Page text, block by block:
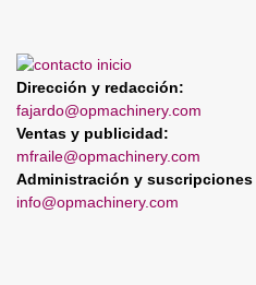
Dirección y redacción:
fajardo@opmachinery.com
Ventas y publicidad:
mfraile@opmachinery.com
Administración y suscripciones
info@opmachinery.com